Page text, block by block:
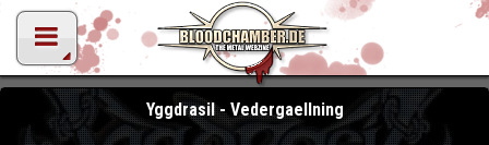
Yggdrasil - Vedergaellning